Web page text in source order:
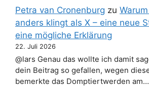
Petra van Cronenburg zu
anders klingt als X – eine neue
eine mögliche Erklärung
22. Juli 2026
@lars Genau das wollte ich damit
dein Beitrag so gefallen, wegen
bemerkte das Domptiertwerden am…